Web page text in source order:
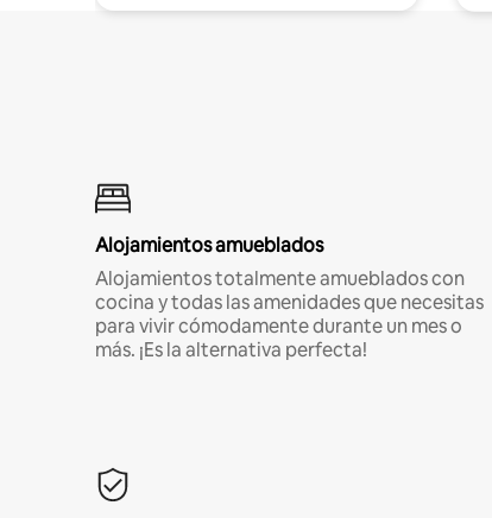
Alojamientos amueblados
Alojamientos totalmente amueblados con
cocina y todas las amenidades que necesitas
para vivir cómodamente durante un mes o
más. ¡Es la alternativa perfecta!